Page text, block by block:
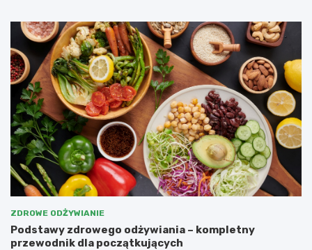
ZDROWE ODŻYWIANIE
Podstawy zdrowego odżywiania – kompletny
przewodnik dla początkujących